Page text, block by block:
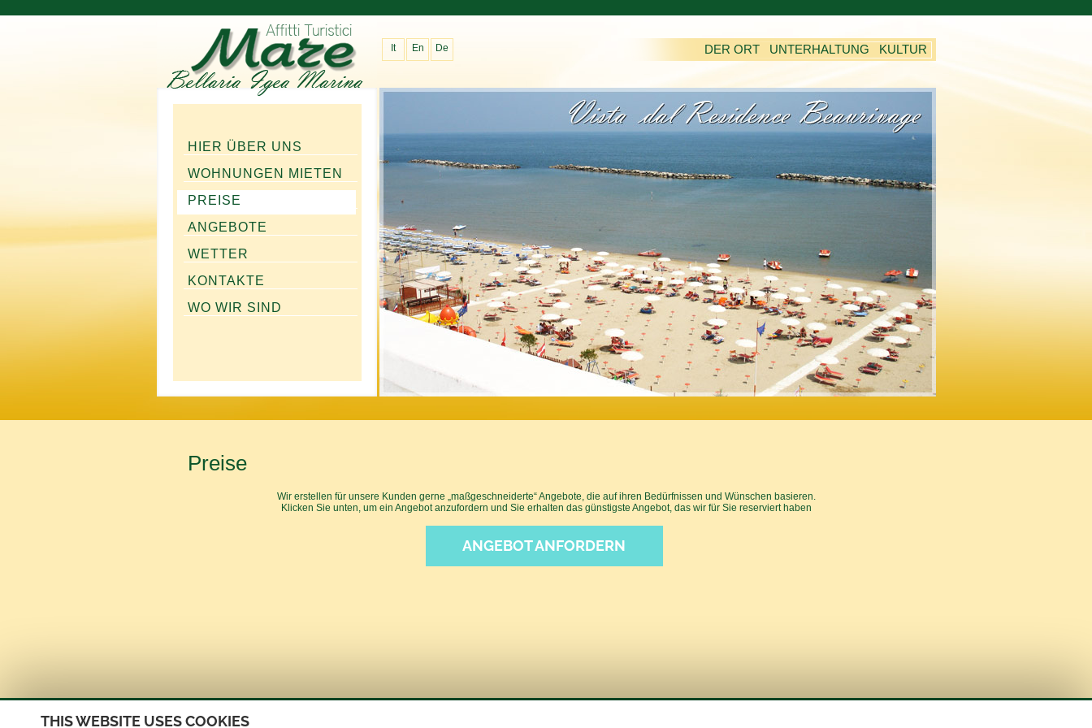
HIER ÜBER UNS
WOHNUNGEN MIETEN
PREISE
ANGEBOTE
WETTER
KONTAKTE
WO WIR SIND
It En De DER ORT UNTERHALTUNG KULTUR
Preise
Wir erstellen für unsere Kunden gerne „maßgeschneiderte“ Angebote, die auf ihren Bedürfnissen und Wünschen basieren.
Klicken Sie unten, um ein Angebot anzufordern und Sie erhalten das günstigste Angebot, das wir für Sie reserviert haben
ANGEBOT ANFORDERN
THIS WEBSITE USES COOKIES